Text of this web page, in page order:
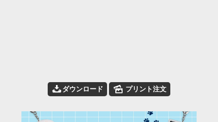
📥ダウンロード 🌄 プリント注文